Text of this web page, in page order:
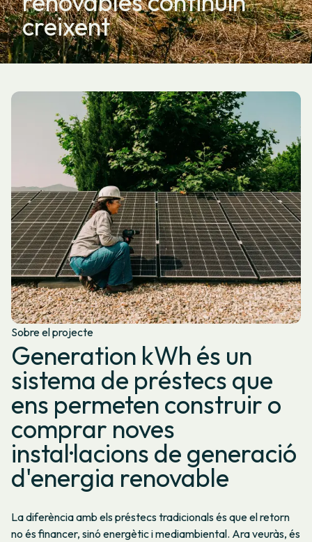
creixent
Sobre el projecte
Generation kWh és un
sistema de préstecs que
ens permeten construir o
comprar noves
instal·lacions de generació
d'energia renovable
La diferència amb els préstecs tradicionals és que el retorn
no és financer, sinó energètic i mediambiental. Ara veuràs, és